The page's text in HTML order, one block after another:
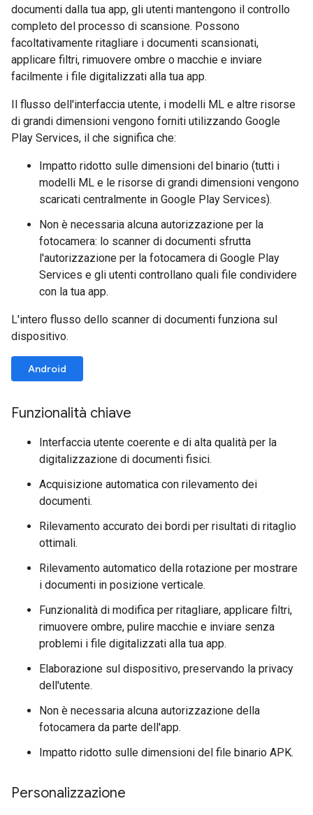
documenti dalla tua app, gli utenti mantengono il controllo
completo del processo di scansione. Possono
facoltativamente ritagliare i documenti scansionati,
applicare filtri, rimuovere ombre o macchie e inviare
facilmente i file digitalizzati alla tua app.
Il flusso dell'interfaccia utente, i modelli ML e altre risorse
di grandi dimensioni vengono forniti utilizzando Google
Play Services, il che significa che:
Impatto ridotto sulle dimensioni del binario (tutti i
modelli ML e le risorse di grandi dimensioni vengono
scaricati centralmente in Google Play Services).
Non è necessaria alcuna autorizzazione per la
fotocamera: lo scanner di documenti sfrutta
l'autorizzazione per la fotocamera di Google Play
Services e gli utenti controllano quali file condividere
con la tua app.
L'intero flusso dello scanner di documenti funziona sul
dispositivo.
Android
Funzionalità chiave
Interfaccia utente coerente e di alta qualità per la
digitalizzazione di documenti fisici.
Acquisizione automatica con rilevamento dei
documenti.
Rilevamento accurato dei bordi per risultati di ritaglio
ottimali.
Rilevamento automatico della rotazione per mostrare
i documenti in posizione verticale.
Funzionalità di modifica per ritagliare, applicare filtri,
rimuovere ombre, pulire macchie e inviare senza
problemi i file digitalizzati alla tua app.
Elaborazione sul dispositivo, preservando la privacy
dell'utente.
Non è necessaria alcuna autorizzazione della
fotocamera da parte dell'app.
Impatto ridotto sulle dimensioni del file binario APK.
Personalizzazione